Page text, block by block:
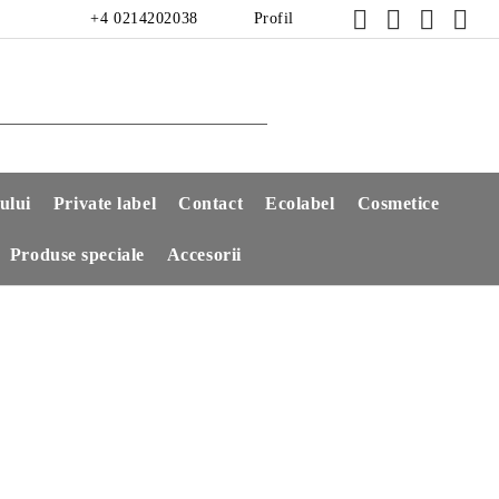
Profil
+4 0214202038
Private label Contact Ecolabel Cosmetice
Produse speciale Accesorii